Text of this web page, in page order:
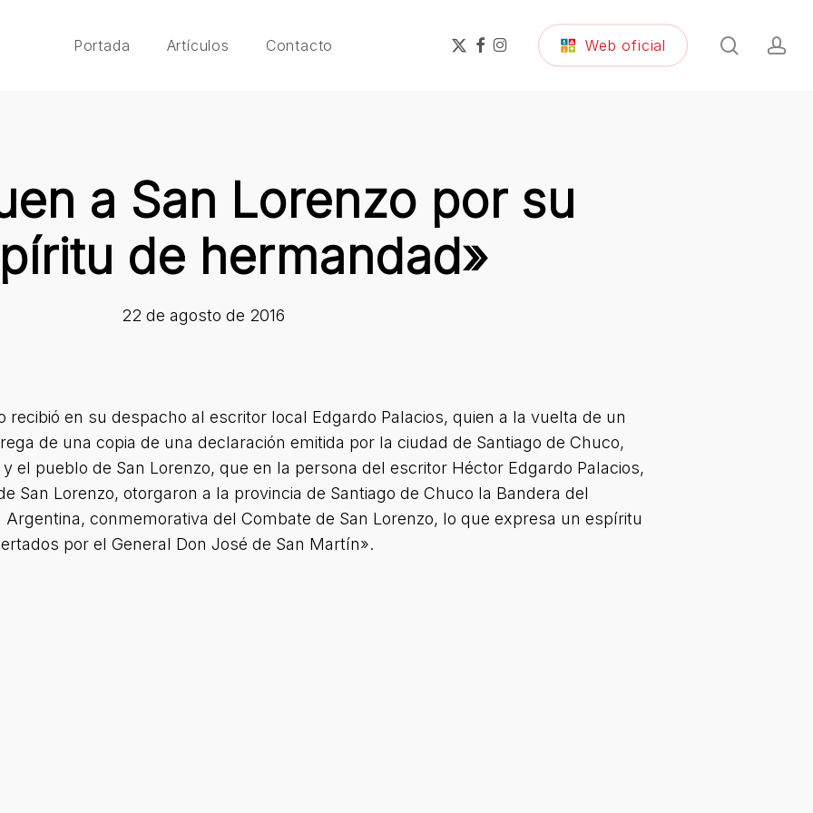
Portada Artículos Contacto
x-
twitter
facebook
instagram Web oficial search
a San Lorenzo por su
de hermandad»
22 de agosto de 2016
recibió en su despacho al escritor local Edgardo Palacios, quien a la vuelta de un
de una copia de una declaración emitida por la ciudad de Santiago de Chuco,
el pueblo de San Lorenzo, que en la persona del escritor Héctor Edgardo Palacios,
San Lorenzo, otorgaron a la provincia de Santiago de Chuco la Bandera del
conmemorativa del Combate de San Lorenzo, lo que expresa un espíritu
por el General Don José de San Martín».